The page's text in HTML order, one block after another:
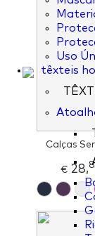
Uso
têxteis
Calças
€28,